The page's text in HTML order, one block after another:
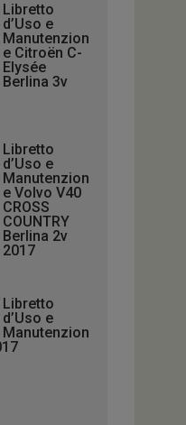
Libretto
d’Uso e
Manutenzion
e Citroën C-
Elysée
Berlina 3v
Libretto
d’Uso e
Manutenzion
e Volvo V40
CROSS
COUNTRY
Berlina 2v
2017
Libretto
d’Uso e
Manutenzion